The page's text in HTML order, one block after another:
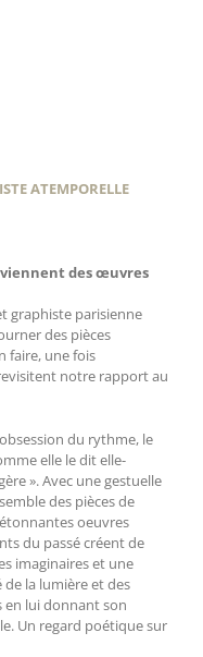
ATEMPORELLE
des œuvres
graphiste parisienne
des pièces
faire, une fois
notre rapport au
du rythme, le
elle le dit elle-
». Avec une gestuelle
des pièces de
oeuvres
du passé créent de
imaginaires et une
la lumière et des
en lui donnant son
Un regard poétique sur